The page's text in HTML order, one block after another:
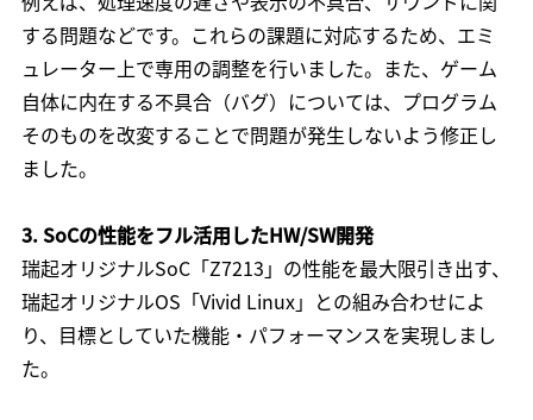
する問題などです。これらの課題に対応するため、エミ
ュレーター上で専用の調整を行いました。また、ゲーム
自体に内在する不具合（バグ）については、プログラム
そのものを改変することで問題が発生しないよう修正し
ました。
3. SoCの性能をフル活用したHW/SW開発
瑞起オリジナルSoC「Z7213」の性能を最大限引き出す、
瑞起オリジナルOS「Vivid Linux」との組み合わせによ
り、目標としていた機能・パフォーマンスを実現しまし
た。